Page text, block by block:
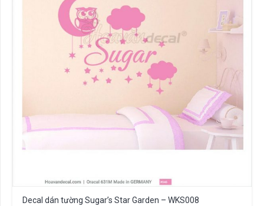
Decal dán tường Sugar’s Star Garden – WKS008